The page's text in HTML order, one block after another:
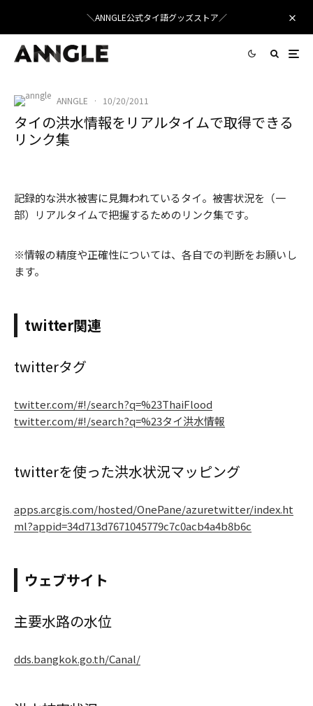
＼ANNGLE公式タイ語グッズストア／
ANNGLE · 10/20/2011
タイの洪水情報をリアルタイムで取得できる
リンク集
記録的な洪水被害に見舞われているタイ。被害状況を（一
部）リアルタイムで把握するためのリンク集です。
※情報の精度や正確性については、各自での判断をお願いし
ます。
twitter関連
twitterタグ
twitter.com/#!/search?q=%23ThaiFlood
twitter.com/#!/search?q=%23タイ洪水情報
twitterを使った洪水状況マッピング
apps.arcgis.com/hosted/OnePane/azuretwitter/index.ht
ml?appid=34d713d7671045779c7c0acb4a4b8b6c
ウェブサイト
主要水路の水位
dds.bangkok.go.th/Canal/